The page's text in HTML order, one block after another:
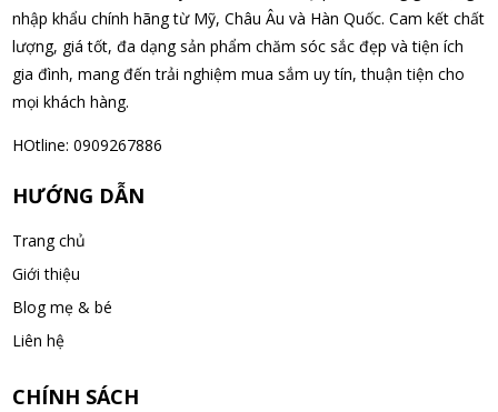
não Noguchi Ekisu 200 Viên
06/08/2026
Hoàng Nhật Nam đã mua sản phẩm Sữa tắm Pigeon Baby
Soap dạng túi 400ml Nhật Bản
06/08/2026
Võ Thị Thanh Tươi đã mua sản phẩm Men Vi Sinh BioGaia
06/08/2026
nhập khẩu chính hãng từ Mỹ, Châu Âu và Hàn Quốc. Cam kết chất
lượng, giá tốt, đa dạng sản phẩm chăm sóc sắc đẹp và tiện ích
gia đình, mang đến trải nghiệm mua sắm uy tín, thuận tiện cho
mọi khách hàng.
HOtline: 0909267886
HƯỚNG DẪN
Trang chủ
Giới thiệu
Blog mẹ & bé
Liên hệ
CHÍNH SÁCH